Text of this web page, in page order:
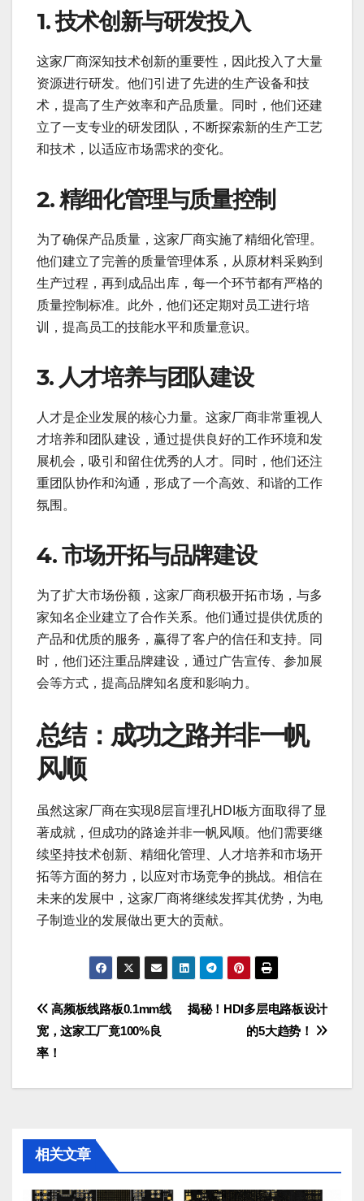
1. 技术创新与研发投入
这家厂商深知技术创新的重要性，因此投入了大量
资源进行研发。他们引进了先进的生产设备和技
术，提高了生产效率和产品质量。同时，他们还建
立了一支专业的研发团队，不断探索新的生产工艺
和技术，以适应市场需求的变化。
2. 精细化管理与质量控制
为了确保产品质量，这家厂商实施了精细化管理。
他们建立了完善的质量管理体系，从原材料采购到
生产过程，再到成品出库，每一个环节都有严格的
质量控制标准。此外，他们还定期对员工进行培
训，提高员工的技能水平和质量意识。
3. 人才培养与团队建设
人才是企业发展的核心力量。这家厂商非常重视人
才培养和团队建设，通过提供良好的工作环境和发
展机会，吸引和留住优秀的人才。同时，他们还注
重团队协作和沟通，形成了一个高效、和谐的工作
氛围。
4. 市场开拓与品牌建设
为了扩大市场份额，这家厂商积极开拓市场，与多
家知名企业建立了合作关系。他们通过提供优质的
产品和优质的服务，赢得了客户的信任和支持。同
时，他们还注重品牌建设，通过广告宣传、参加展
会等方式，提高品牌知名度和影响力。
总结：成功之路并非一帆
风顺
虽然这家厂商在实现8层盲埋孔HDI板方面取得了显
著成就，但成功的路途并非一帆风顺。他们需要继
续坚持技术创新、精细化管理、人才培养和市场开
拓等方面的努力，以应对市场竞争的挑战。相信在
未来的发展中，这家厂商将继续发挥其优势，为电
子制造业的发展做出更大的贡献。
文
章
导
揭秘！HDI多层电路板设计
的5大趋势！
高频板线路板0.1mm线
宽，这家工厂竟100%良
率！
相关文章